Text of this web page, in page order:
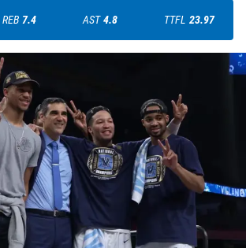
REB 7.4 AST 4.8 TTFL 23.97